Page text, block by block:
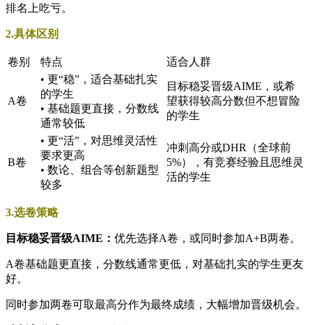
排名上吃亏。
2.具体区别
卷别 特点 适合人群
A卷
• 更“稳”，适合基础扎实
的学生
• 基础题更直接，分数线
通常较低
目标稳妥晋级AIME，或希
望获得较高分数但不想冒险
的学生
B卷
• 更“活”，对思维灵活性
要求更高
• 数论、组合等创新题型
较多
冲刺高分或DHR（全球前
5%），有竞赛经验且思维灵
活的学生
3.选卷策略
目标稳妥晋级AIME： 优先选择A卷，或同时参加A+B两卷。
A卷基础题更直接，分数线通常更低，对基础扎实的学生更友
好。
同时参加两卷可取最高分作为最终成绩，大幅增加晋级机会。